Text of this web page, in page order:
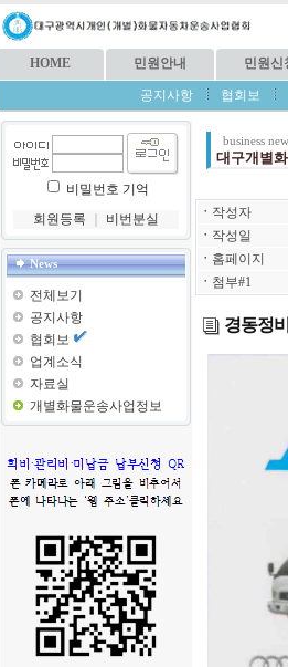
HOME 민원안내 민원신
공지사항 협회보
비밀번호 기억
회원등록
비번분실
News
전체보기
공지사항
협회보
업계소식
자료실
개별화물운송사업정보
business
대구개별
ㆍ 작성자
ㆍ 작성일
ㆍ 홈페이지
ㆍ 첨부#1
경동정